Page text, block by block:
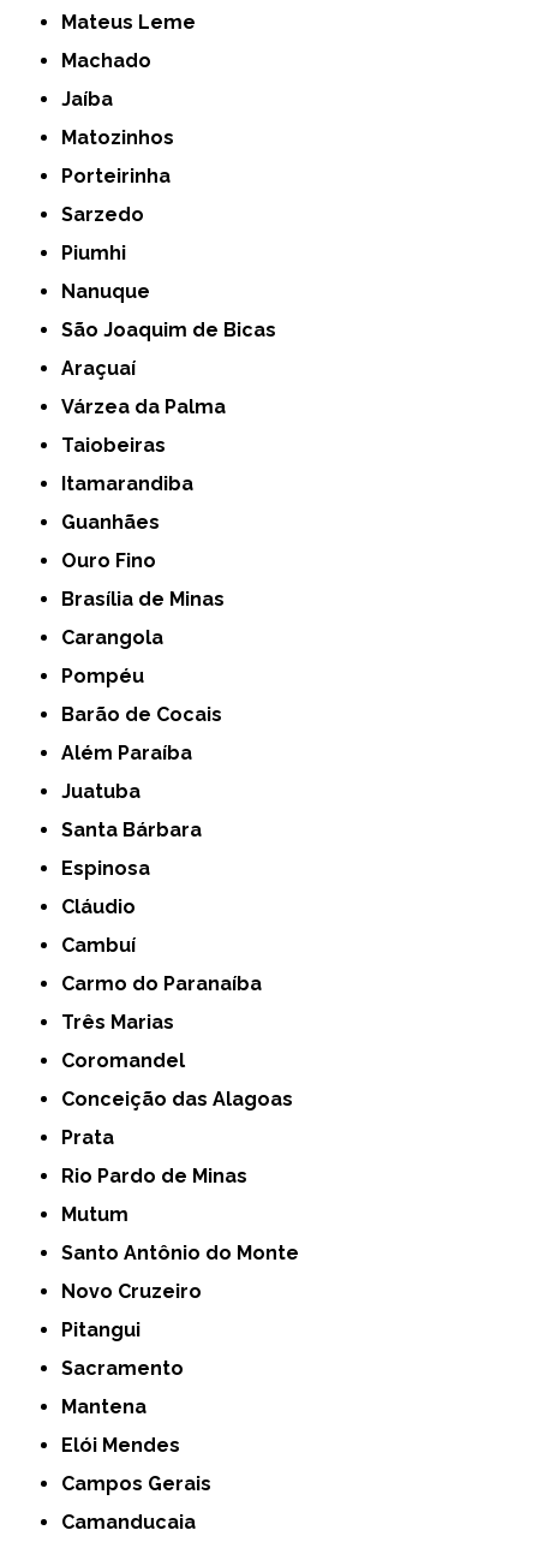
Mateus Leme
Machado
Jaíba
Matozinhos
Porteirinha
Sarzedo
Piumhi
Nanuque
São Joaquim de Bicas
Araçuaí
Várzea da Palma
Taiobeiras
Itamarandiba
Guanhães
Ouro Fino
Brasília de Minas
Carangola
Pompéu
Barão de Cocais
Além Paraíba
Juatuba
Santa Bárbara
Espinosa
Cláudio
Cambuí
Carmo do Paranaíba
Três Marias
Coromandel
Conceição das Alagoas
Prata
Rio Pardo de Minas
Mutum
Santo Antônio do Monte
Novo Cruzeiro
Pitangui
Sacramento
Mantena
Elói Mendes
Campos Gerais
Camanducaia